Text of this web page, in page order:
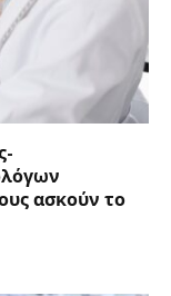
ασκούν το